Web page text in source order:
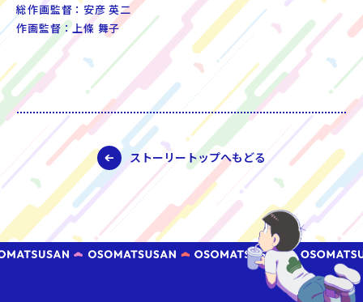
総作画監督：安彦 英二
作画監督：上條 舞子
ストーリートップへもどる